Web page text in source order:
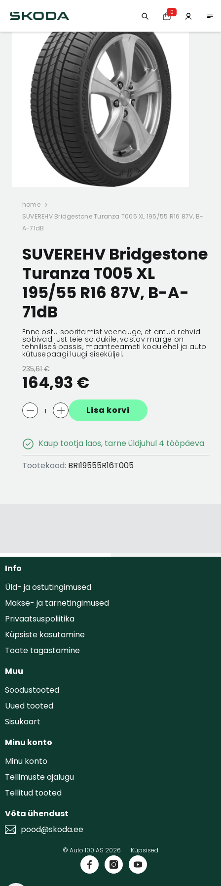
0
home
SUVEREHV Bridgestone Turanza T005 XL 195/55 R16 87V, B-
A-71dB
SUVEREHV Bridgestone
Turanza T005 XL
195/55 R16 87V, B-A-
71dB
Enne ostu sooritamist veenduge, et antud rehvid
sobivad just teie sõidukile, vastav märge on
tehnilises passis, maanteeameti kodulehel ja auto
kütusepaagi luugi siseküljel.
164,93 €
235,61 €
Lisa korvi
Kaup tootja laos, tarne üldjuhul 4 tööpäeva
Tootekood: BRI19555R16T005
Info
Üld- ja ostutingimused
Makse- ja tarnetingimused
Privaatsuspoliitika
Küpsiste kasutamine
Toote tagastamine
Muu
Soodustooted
Uued tooted
Sisukaart
Minu konto
Minu konto
Tellimuste ajalugu
Tellitud tooted
Võta ühendust
pood@skoda.ee
© Auto 100 AS 2026 Küpsised
5/100
132,56 € 66,28 €
5/100